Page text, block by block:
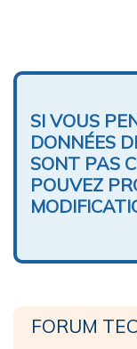
SI VOUS
DONNÉES
SONT PAS
POUVEZ
FORUM